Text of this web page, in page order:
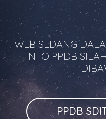
WEB SEDANG
INFO PPDB
PPDB